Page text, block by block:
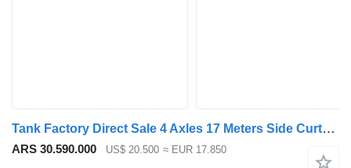
Tank Factory Direct Sale 4 Axles 17 Meters Side Curtain Trailer
ARS 30.590.000 US$ 20.500 ≈ EUR 17.850